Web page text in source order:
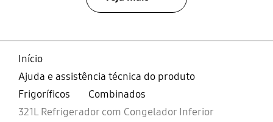
Início
Ajuda e assistência técnica do produto
Frigoríficos
Combinados
321L Refrigerador com Congelador Inferior